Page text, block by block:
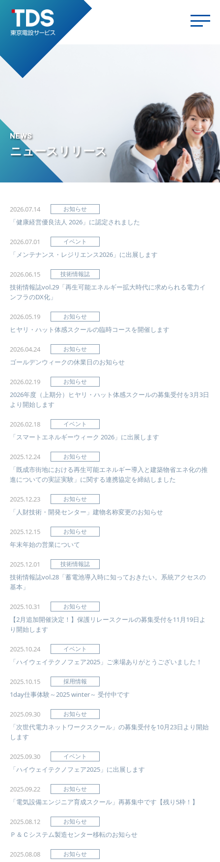
NEWS
ニュースリリース
2026.07.14 お知らせ
「健康経営優良法人 2026」に認定されました
2026.07.01 イベント
「メンテナンス・レジリエンス2026」に出展します
2026.06.15 技術情報誌
技術情報誌vol.29「再生可能エネルギー拡大時代に求められる電力イ
ンフラのDX化」
2026.05.19 お知らせ
ヒヤリ・ハット体感スクールの臨時コースを開催します
2026.04.24 お知らせ
ゴールデンウィークの休業日のお知らせ
2026.02.19 お知らせ
2026年度（上期分）ヒヤリ・ハット体感スクールの募集受付を3月3日
より開始します
2026.02.18 イベント
「スマートエネルギーウィーク 2026」に出展します
2025.12.24 お知らせ
「既成市街地における再生可能エネルギー導入と建築物省エネ化の推
進についての実証実験」に関する連携協定を締結しました
2025.12.23 お知らせ
「人財技術・開発センター」建物名称変更のお知らせ
2025.12.15 お知らせ
年末年始の営業について
2025.12.01 技術情報誌
技術情報誌vol.28「蓄電池導入時に知っておきたい。系統アクセスの
基本」
2025.10.31 お知らせ
【2月追加開催決定！】保護リレースクールの募集受付を11月19日よ
り開始します
2025.10.24 イベント
「ハイウェイテクノフェア2025」ご来場ありがとうございました！
2025.10.15 採用情報
1day仕事体験～2025 winter～ 受付中です
2025.09.30 お知らせ
「次世代電力ネットワークスクール」の募集受付を10月23日より開始
します
2025.09.30 イベント
「ハイウェイテクノフェア2025」に出展します
2025.09.22 お知らせ
「電気設備エンジニア育成スクール」再募集中です【残り5枠！】
2025.08.12 お知らせ
Ｐ＆Ｃシステム製造センター移転のお知らせ
2025.08.08 お知らせ